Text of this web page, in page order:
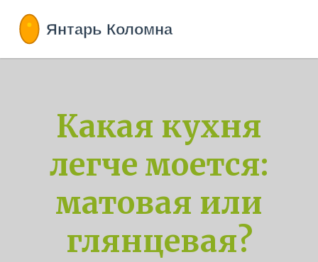
Какая кухня
легче моется:
матовая или
глянцевая?